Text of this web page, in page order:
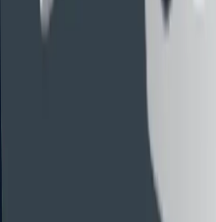
专利服务路径
PCT / 巴黎公约
适用于已有外国申请或 PCT 申
阶段或主张优先权的案件。